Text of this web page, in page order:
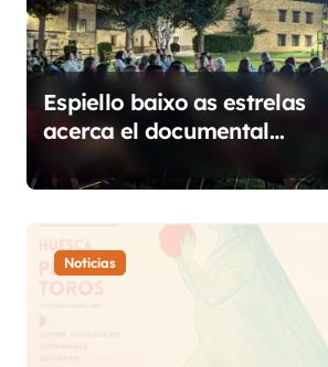
Espiello baixo as estrelas
acerca el documental
etnográfico a 14 localidades
de Sobrarbe
Noticias